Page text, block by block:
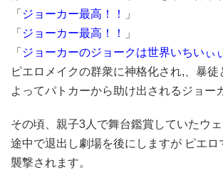
「 ジョーカー最高！！
」
「 ジョーカー最高！！
」
「 ジョーカーのジョークは世界いちいぃ
ピエロメイクの群衆に神格化され,、暴徒
よってパトカーから助け出されるジョー
その頃、親子3人で舞台鑑賞していたウェ
途中で退出し劇場を後にしますが ピエロ
襲撃されます。